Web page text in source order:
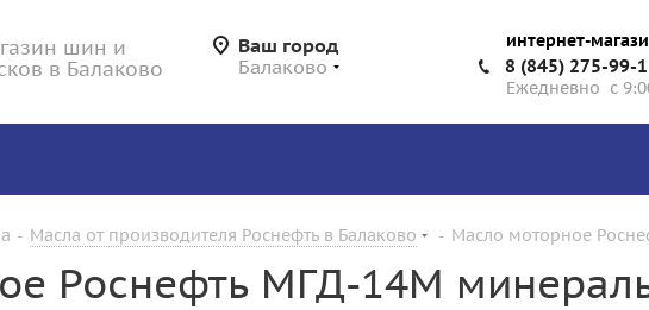
шин и
в Балаково
Ваш город
Балаково
интернет-
8 (845) 275-99-
Ежедневно с
- Масла от производителя Роснефть в Балаково - Масло моторное
Роснефть МГД-14М